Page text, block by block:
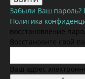
Забыли Ваш
Политика
восстановление
Восстановите свой
Ваш адрес